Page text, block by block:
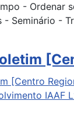
- Ordenar
- Seminário -